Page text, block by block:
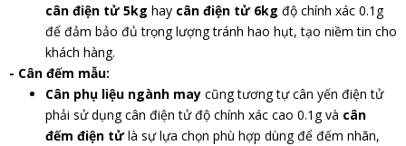
cân điện tử 5kg hay cân điện tử 6kg độ chính xác 0.1g
để đảm bảo đủ trọng lượng tránh hao hụt, tạo niềm tin cho
khách hàng.
- Cân đếm mẫu:
Cân phụ liệu ngành may cũng tương tự cân yến điện tử
phải sử dụng cân điện tử độ chính xác cao 0.1g và cân
đếm điện tửlà sự lựa chọn phù hợp dùng để đếm nhãn,